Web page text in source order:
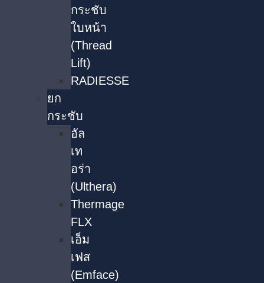
กระชับ
ใบหน้า
(Thread
Lift)
RADIESSE
ยก
กระชับ
อัล
เท
อร่า
(Ulthera)
Thermage
FLX
เอ็ม
เฟส
(Emface)